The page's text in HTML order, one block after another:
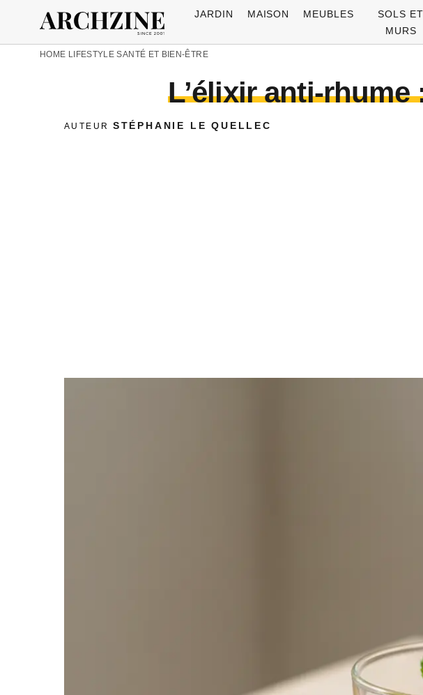
JARDIN MAISON MEUBLES
SOLS ET
MURS
HOME LIFESTYLE SANTÉ ET BIEN-ÊTRE
L’élixir anti-
AUTEUR STÉPHANIE LE QUELLEC